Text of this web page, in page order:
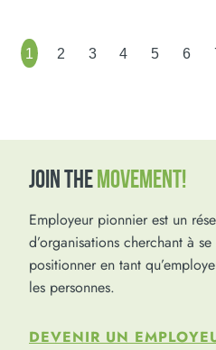
1 2 3 4 5 6
JOIN THEMOVEMENT!
Employeur pionnier est un
d’organisations cherchant à
positionner en tant
les personnes.
DEVENIR UN